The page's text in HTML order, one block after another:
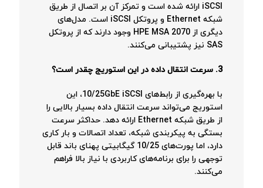
iSCSI ارائه شده است و تمرکز آن بر اتصال از طریق
شبکه Ethernet و پروتکل iSCSI است. مدل‌های
دیگری از HPE MSA 2070 وجود دارند که از پروتکل
SAS نیز پشتیبانی می‌کنند.
3. سرعت انتقال داده در این استوریج چقدر است؟
با بهره‌گیری از رابط‌های 10/25GbE iSCSI، این
استوریج می‌تواند سرعت انتقال داده بسیار بالایی را
از طریق شبکه Ethernet ارائه دهد. حداکثر سرعت
بستگی به پیکربندی شبکه، تعداد اتصالات و بار کاری
دارد، اما پورت‌های 10/25 گیگابیتی پهنای باند قابل
توجهی را برای برنامه‌های کاربردی با نیاز بالا فراهم
می‌کنند.